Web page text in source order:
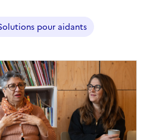
pour aidants